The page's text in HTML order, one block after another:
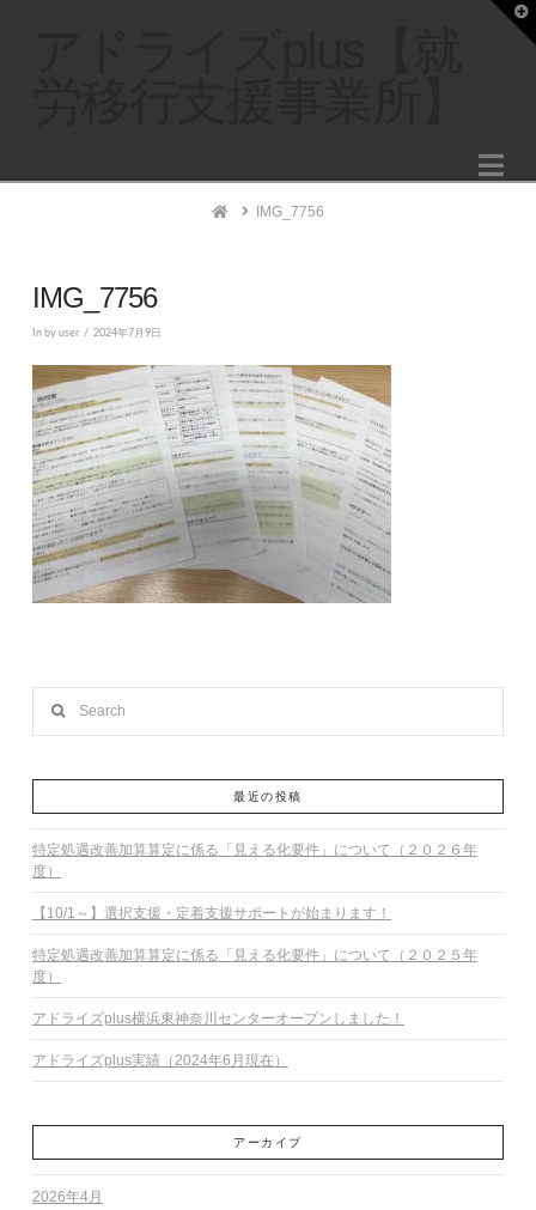
HomeIMG_7756
IMG_7756
In by user 2024年7月9日
最近の投稿
特定処遇改善加算算定に係る「見える化要件」について（２０２６年
度）
【10/1～】選択支援・定着支援サポートが始まります！
特定処遇改善加算算定に係る「見える化要件」について（２０２５年
度）
アドライズplus横浜東神奈川センターオープンしました！
アドライズplus実績（2024年6月現在）
アーカイブ
2026年4月